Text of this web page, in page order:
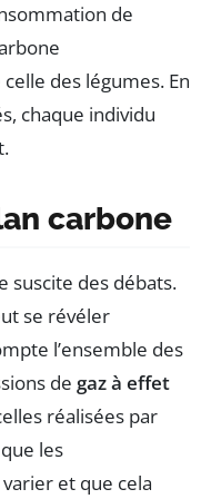
de
des légumes. En
chaque individu
carbone
suscite des débats.
se révéler
l’ensemble des
de gaz à effet
réalisées par
les
et que cela